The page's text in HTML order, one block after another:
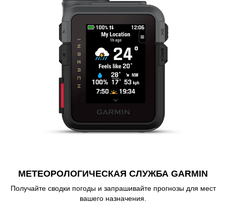
МЕТЕОРОЛОГИЧЕСКАЯ СЛУЖБА GARMIN
Получайте сводки погоды и запрашивайте прогнозы для мест
вашего назначения.